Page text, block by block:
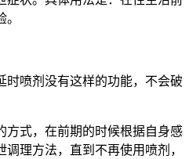
时喷剂没有这样的功能，不会破
方式，在前期的时候根据自身感
理方法，直到不再使用喷剂，